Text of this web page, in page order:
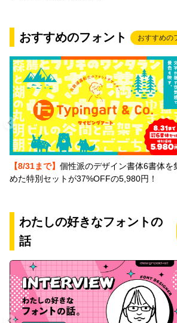
おすすめのフォント おすすめの
【8/31まで】 個性派のデザイン書体6書体を
めた特別セットが37%OFFの5,980円！
わたしの好きなフォントの
話